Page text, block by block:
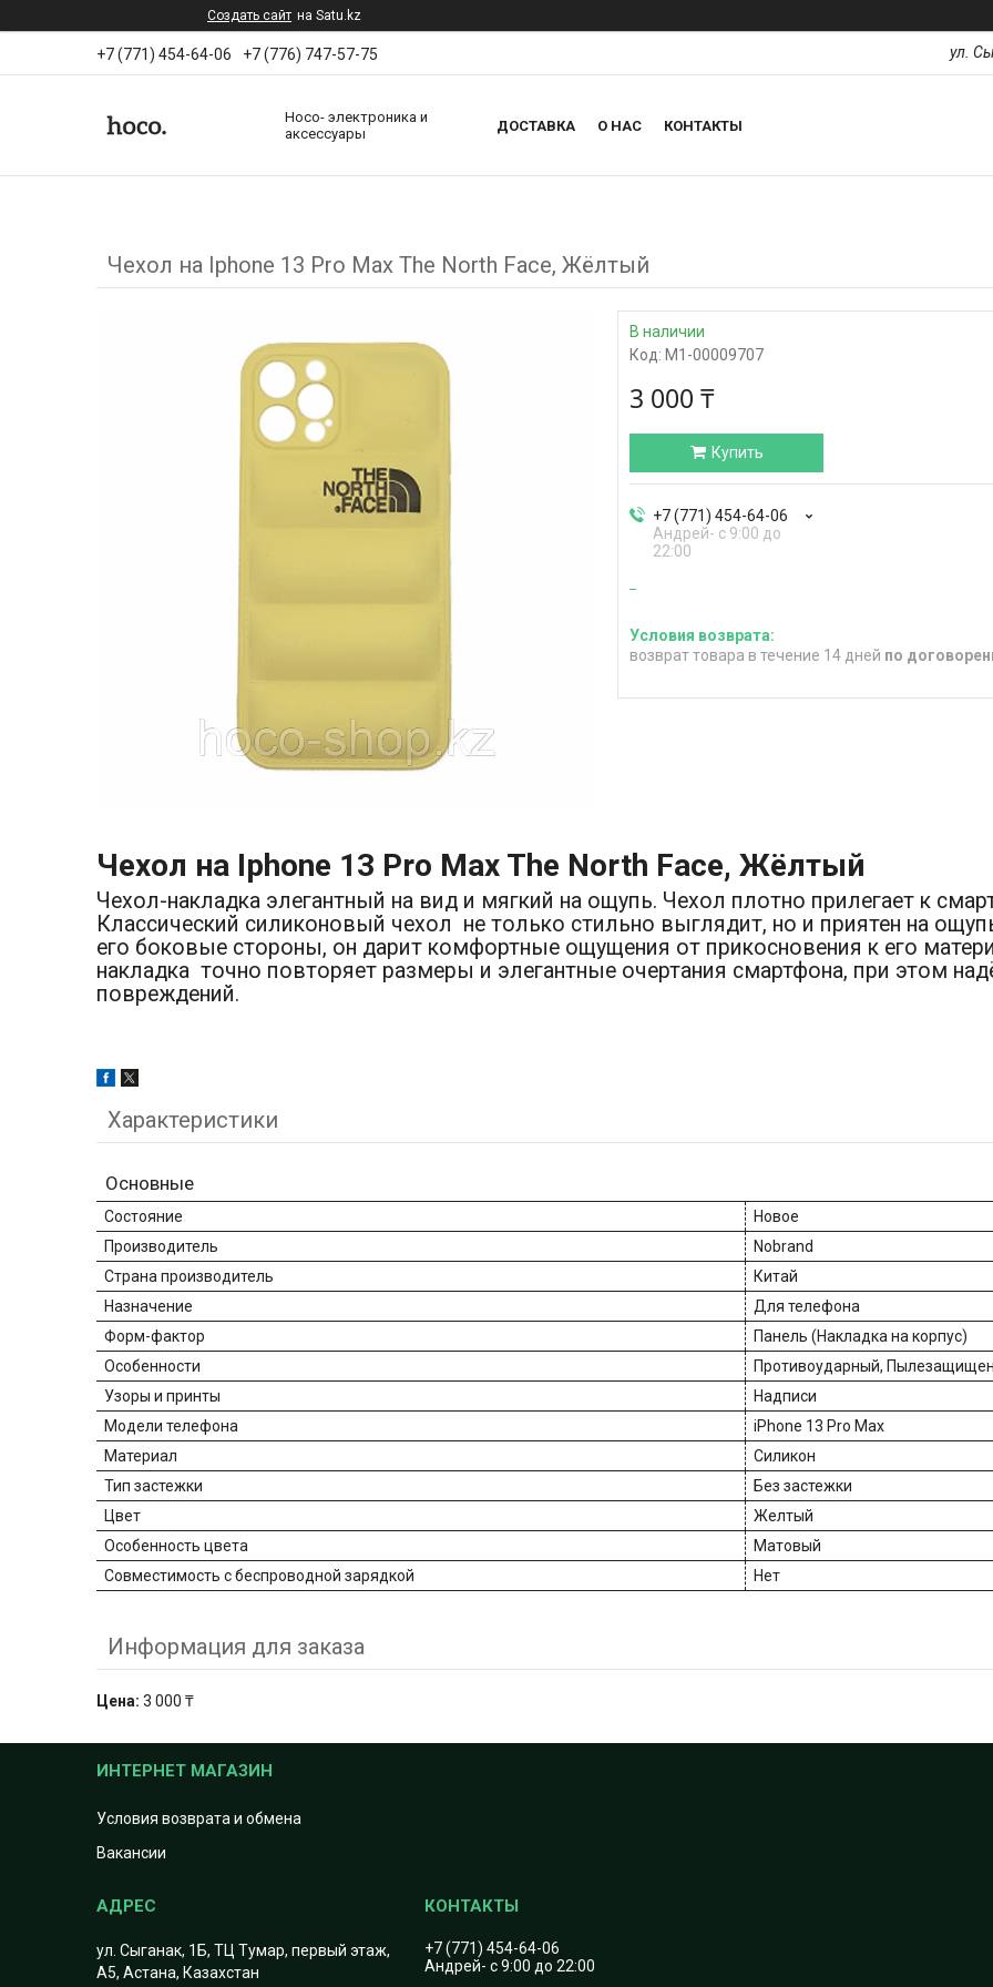
Создать сайт на Satu.kz
+7 (771) 454-64-06 +7 (776) 747-57-75 ул.
Hoco- электроника и
аксессуары
ДОСТАВКА О НАС КОНТАКТЫ
Чехол на Iphone 13 Pro Max The North Face, Жёлтый
В наличии
Код: М1-00009707
3 000 ₸
Купить
+7 (771) 454-64-06
Андрей- с 9:00 до
22:00
возврат товара в течение 14 дней по
Чехол на Iphone 13 Pro Max The North Face, Жёлтый
Чехол-накладка элегантный на вид и мягкий на ощупь. Чехол плотно прилегает к
Классический силиконовый чехол не только стильно выглядит, но и приятен на
его боковые стороны, он дарит комфортные ощущения от прикосновения к его
накладка точно повторяет размеры и элегантные очертания смартфона, при этом
повреждений.
Характеристики
Основные
Состояние
Новое
Производитель
Nobrand
Страна производитель
Китай
Назначение
Для телефона
Форм-фактор
Панель (Накладка на корпус)
Особенности
Противоударный,
Узоры и принты
Надписи
Модели телефона
iPhone 13 Pro Max
Материал
Силикон
Тип застежки
Без застежки
Цвет
Желтый
Особенность цвета
Матовый
Совместимость с беспроводной зарядкой
Нет
Информация для заказа
Цена: 3 000 ₸
ИНТЕРНЕТ МАГАЗИН
Условия возврата и обмена
Вакансии
ул. Сыганак, 1Б, ТЦ Тумар, первый этаж,
А5, Астана, Казахстан
+7 (771) 454-64-06
Андрей- с 9:00 до 22:00